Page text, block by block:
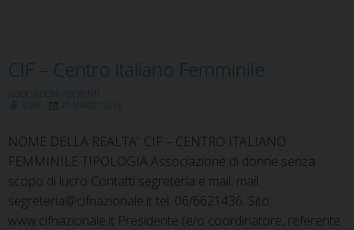
CIF – Centro Italiano Femminile
ASSOCIAZIONI ADERENTI
LINK
21 MARZO 2013
NOME DELLA REALTA’: CIF – CENTRO ITALIANO
FEMMINILE TIPOLOGIA Associazione di donne senza
scopo di lucro Contatti segreteria e mail: mail
segreteria@cifnazionale.it tel. 06/6621436. Sito:
www.cifnazionale.it Presidente (e/o coordinatore, referente